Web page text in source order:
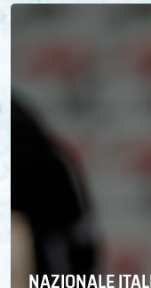
NAZIONALE